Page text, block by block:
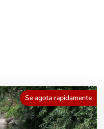
Se agota rapidamente